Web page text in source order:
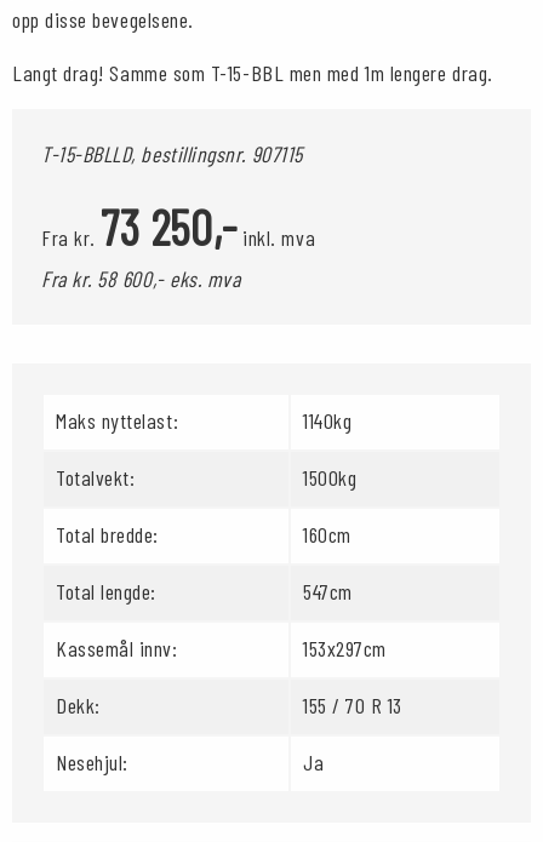
opp disse bevegelsene.
Langt drag! Samme som T-15-BBL men med 1m lengere drag.
T-15-BBLLD, bestillingsnr. 907115
Fra kr. 73 250,-inkl. mva
Fra kr. 58 600,- eks. mva
Maks nyttelast: 1140kg
Totalvekt: 1500kg
Total bredde: 160cm
Total lengde: 547cm
Kassemål innv: 153x297cm
Dekk: 155 / 70 R 13
Nesehjul: Ja